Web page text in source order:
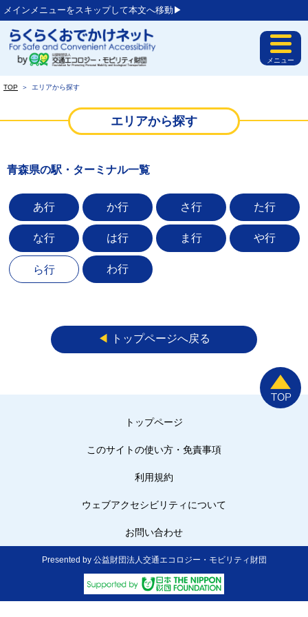
メインメニューをスキップして本文へ移動▶︎
メニュー
TOP ＞ エリアから探す
エリアから探す
青森県の駅・ターミナル一覧
あ行 か行 さ行 た行
な行 は行 ま行 や行
ら行 わ行
◀︎ トップページへ戻る
トップページ
このサイトの使い方・免責事項
利用規約
ウェブアクセシビリティについて
お問い合わせ
Presented by 公益財団法人交通エコロジー・モビリティ財団